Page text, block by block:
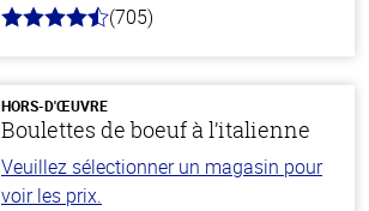
4.6
stars
(705)
HORS-D'ŒUVRE
Boulettes de boeuf à l’italienne
Veuillez sélectionner un magasin pour
voir les prix.